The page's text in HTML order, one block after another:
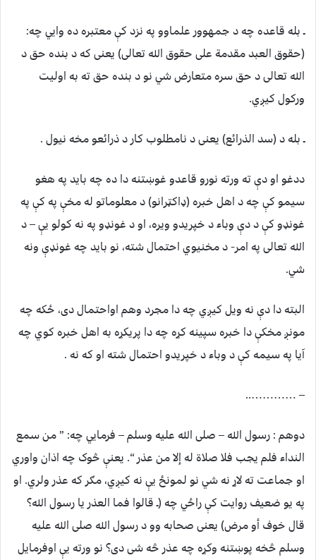
ـ بله قاعده چه د جمهوور علماوو په نزد کې معتبره ده وايي چه:
(حقوق العبد مقدمة علی حقوق الله تعالی) یعنی که د بنده حق د
الله تعالی د حق سره متعارض شي نو د بنده حق ته به اولیت
ورکول کیږي.
ـ بله د (سد الذرائع) یعنی د نامطلوب کار د ذرائعو مخه نیول .
ددغو او دې ته ورته نورو قاعدو غوښتنه دا ده چه باید په هغو
سیمو کې چه د اهل خبره (ډاکټرانو) د معلوماتو له مخې په کې په
غونډو کې د دې وباء د خپریدو ویره، او د غونډو په نه کولو يې – د
الله تعالی په امر- د مخنيوي احتمال شته، نو باید چه غونډې ونه
شي.
البته دا دې نه ویل کیږي چه دا مجرد وهم اواحتمال دی، ځکه چه
مونږ مخکې دا خبره سپینه کړه چه دا پریکړه به اهل خبره کوي چه
آیا په سیمه کې د وباء د خپریدو احتمال شته او که نه .
– …………..
دوهم : رسول الله – صلی الله علیه وسلم – فرمايي چه: ” من سمع
النداء فلم يجب فلا صلاة له إلا من عذر “. يعنې څوک چه اذان واوري
او جماعت ته لاړ نه شي نو لمونځ يې نه کیږي، مګر که عذر ولري. او
په یو ضعیف روایت کې راځي چه (ـ قالوا فما العذر يا رسول الله؟
قال خوف أو مرض) یعنی صحابه وو د رسول الله صلی الله علیه
وسلم څخه پوښتنه وکړه چه عذر څه شی دی؟ نو ورته يې اوفرمایل